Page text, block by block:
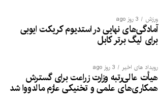
ورزش 3 روز ago
آمادگی‌های نهایی در استدیوم کریکت ایوبی
برای لیگ برتر کابل
رویداد های اخیر 3 روز ago
هیأت عالی‌رتبه وزارت زراعت برای گسترش
همکاری‌های علمی و تخنیکی عازم مالدووا شد